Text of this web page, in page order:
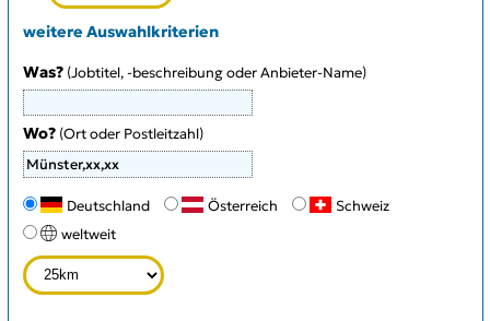
weitere Auswahlkriterien
Was?(Jobtitel, -beschreibung oder Anbieter-Name)
Wo?(Ort oder Postleitzahl)
Deutschland
Österreich
Schweiz
weltweit